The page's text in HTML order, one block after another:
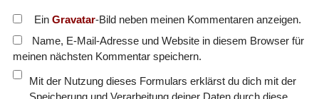
Ein Gravatar-Bild neben meinen Kommentaren anzeigen.
Name, E-Mail-Adresse und Website in diesem Browser für
meinen nächsten Kommentar speichern.
Mit der Nutzung dieses Formulars erklärst du dich mit der
Speicherung und Verarbeitung deiner Daten durch diese